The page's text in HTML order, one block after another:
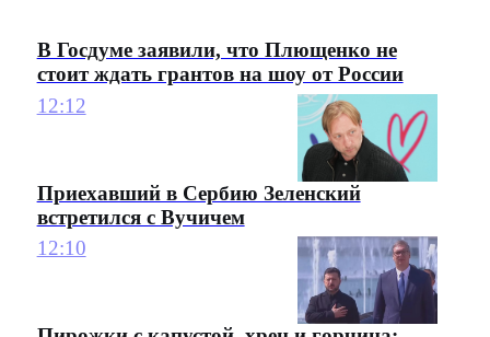
В Госдуме заявили, что Плющенко не
стоит ждать грантов на шоу от России
12:12
Приехавший в Сербию Зеленский
встретился с Вучичем
12:10